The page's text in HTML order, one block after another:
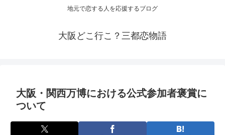
地元で恋する人を応援するブログ
大阪どこ行こ？三都恋物語
大阪 ・関西万博における公式参加者褒賞に
ついて